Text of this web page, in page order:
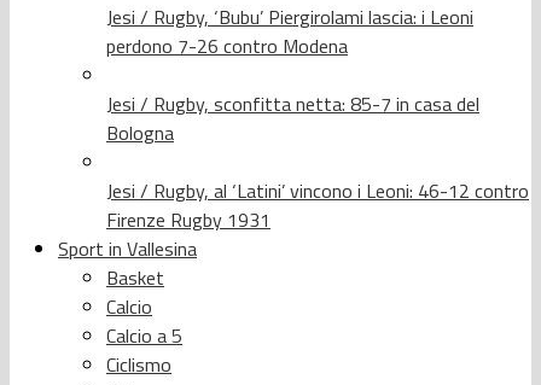
Jesi / Rugby, ‘Bubu’ Piergirolami lascia: i Leoni
perdono 7-26 contro Modena
Jesi / Rugby, sconfitta netta: 85-7 in casa del
Bologna
Jesi / Rugby, al ‘Latini’ vincono i Leoni: 46-12 contro
Firenze Rugby 1931
Sport in Vallesina
Basket
Calcio
Calcio a 5
Ciclismo